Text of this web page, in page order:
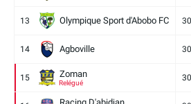
13 Olympique Sport d'Abobo FC 30
14 Agboville 30
15 Zoman
Relégué
30